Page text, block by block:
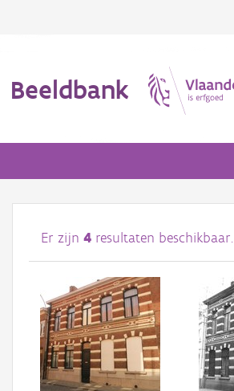
Beeldbank
Afbeeldingen
#BeeldIndeKijker
Hergebruik
Over ons
Aanmelden
Er zijn 4 resultaten beschikbaar.